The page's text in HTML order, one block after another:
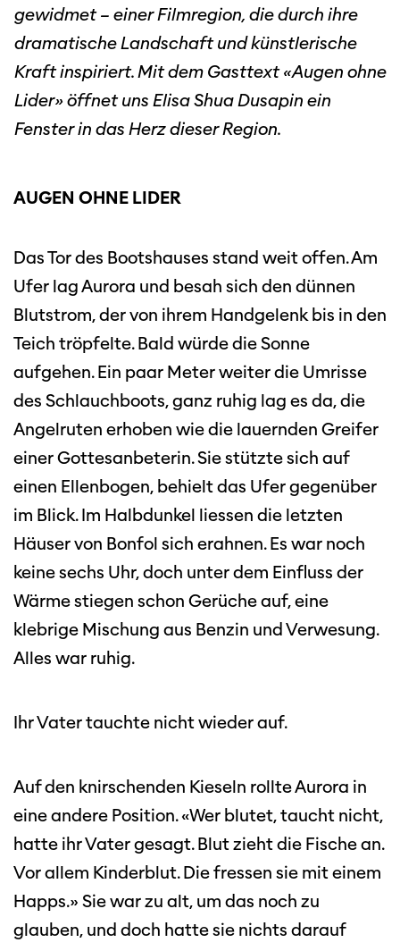
gewidmet – einer Filmregion, die durch ihre
dramatische Landschaft und künstlerische
Kraft inspiriert. Mit dem Gasttext «Augen ohne
Lider» öffnet uns Elisa Shua Dusapin ein
Fenster in das Herz dieser Region.
AUGEN OHNE LIDER
Das Tor des Bootshauses stand weit offen. Am
Ufer lag Aurora und besah sich den dünnen
Blutstrom, der von ihrem Handgelenk bis in den
Teich tröpfelte. Bald würde die Sonne
aufgehen. Ein paar Meter weiter die Umrisse
des Schlauchboots, ganz ruhig lag es da, die
Angelruten erhoben wie die lauernden Greifer
einer Gottesanbeterin. Sie stützte sich auf
einen Ellenbogen, behielt das Ufer gegenüber
im Blick. Im Halbdunkel liessen die letzten
Häuser von Bonfol sich erahnen. Es war noch
keine sechs Uhr, doch unter dem Einfluss der
Wärme stiegen schon Gerüche auf, eine
klebrige Mischung aus Benzin und Verwesung.
Alles war ruhig.
Ihr Vater tauchte nicht wieder auf.
Auf den knirschenden Kieseln rollte Aurora in
eine andere Position. «Wer blutet, taucht nicht,
hatte ihr Vater gesagt. Blut zieht die Fische an.
Vor allem Kinderblut. Die fressen sie mit einem
Happs.» Sie war zu alt, um das noch zu
glauben, und doch hatte sie nichts darauf